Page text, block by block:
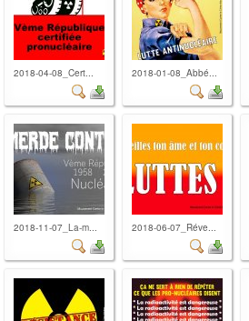
2018-04-08_Cert... 2018-01-08_Abbé...
2018-11-07_La-m... 2018-06-07_Réve...